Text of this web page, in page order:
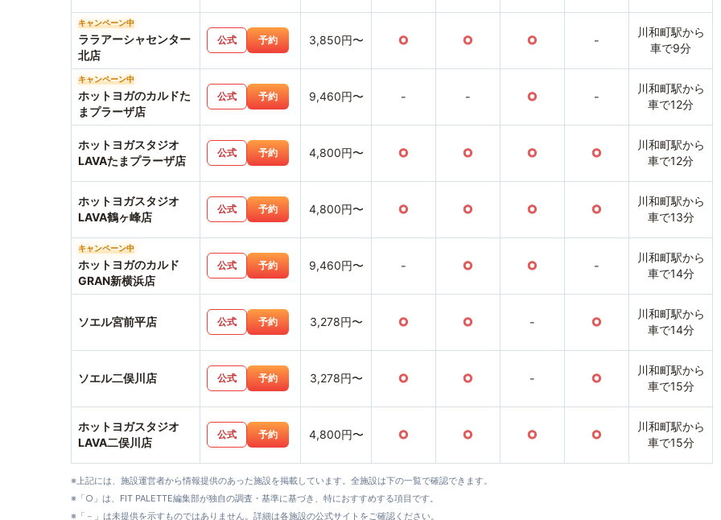
キャンペーン中
ララアーシャセンター
北店
公式 予約 3,850円〜 ○ ○ ○ -
川和町駅から
車で9分
キャンペーン中
ホットヨガのカルドた
まプラーザ店
公式 予約 9,460円〜 - - ○ -
川和町駅から
車で12分
ホットヨガスタジオ
LAVAたまプラーザ店
公式 予約 4,800円〜 ○ ○ ○ ○
川和町駅から
車で12分
ホットヨガスタジオ
LAVA鶴ヶ峰店
公式 予約 4,800円〜 ○ ○ ○ ○
川和町駅から
車で13分
キャンペーン中
ホットヨガのカルド
GRAN新横浜店
公式 予約 9,460円〜 - ○ ○ -
川和町駅から
車で14分
ソエル宮前平店 公式 予約 3,278円〜 ○ ○ - ○
川和町駅から
車で14分
ソエル二俣川店 公式 予約 3,278円〜 ○ ○ - ○
川和町駅から
車で15分
ホットヨガスタジオ
LAVA二俣川店
公式 予約 4,800円〜 ○ ○ ○ ○
川和町駅から
車で15分
※上記には、施設運営者から情報提供のあった施設を掲載しています。全施設は下の一覧で確認できます。
※「○」は、FIT PALETTE編集部が独自の調査・基準に基づき、特におすすめする項目です。
※「－」は未提供を示すものではありません。詳細は各施設の公式サイトをご確認ください。